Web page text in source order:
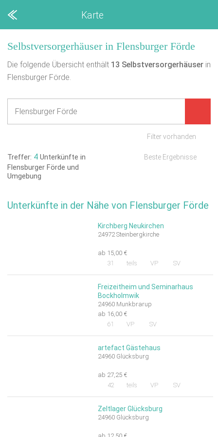
Karte
Selbstversorgerhäuser in Flensburger Förde
Die folgende Übersicht enthält 13 Selbstversorgerhäuser in
Flensburger Förde.
Filter vorhanden
Treffer: 4 Unterkünfte in
Flensburger Förde und
Umgebung
Beste Ergebnisse
Unterkünfte in der Nähe von Flensburger Förde
Kirchberg Neukirchen
24972 Steinbergkirche
ab 15,00 €
31
teils VP SV
Freizeitheim und Seminarhaus
Bockholmwik
24960 Munkbrarup
ab 16,00 €
61
VP SV
artefact Gästehaus
24960 Glücksburg
ab 27,25 €
42
teils VP SV
Zeltlager Glücksburg
24960 Glücksburg